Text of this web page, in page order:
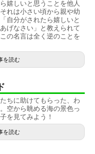
嬉しいと思うことを他人
れは小さい頃から親や幼
自分がされたら嬉しいと
げなさい」と教えられて
の名言は全く逆のことを
を読む
ちに助けてもらった、わ
空から眺める海の景色っ
を見てみよう！
を読む